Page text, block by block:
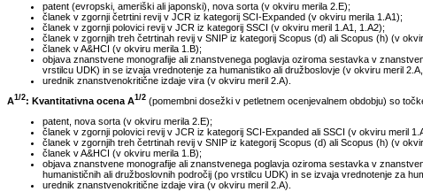
patent (evropski, ameriški ali japonski), nova sorta (v okviru merila 2.E);
članek v zgornji četrtini revij v JCR iz kategorij SCI-Expanded (v okviru merila 1.A1);
članek v zgornji polovici revij v JCR iz kategorij SSCI (v okviru meril 1.A1, 1.A2);
članek v zgornjih treh četrtinah revij v SNIP iz kategorij Scopus (d) ali Scopus (h) (v
članek v A&HCI (v okviru merila 1.B);
objava znanstvene monografije ali znanstvenega poglavja oziroma sestavka v
vrstilcu UDK) in se izvaja vrednotenje za humanistiko ali družboslovje (v okviru meril
urednik znanstvenokritične izdaje vira (v okviru meril 2.A).
A1/2: Kvantitativna ocena A1/2 (pomembni dosežki v petletnem ocenjevalnem obdobju) so
patent, nova sorta (v okviru merila 2.E);
članek v zgornji polovici revij v JCR iz kategorij SCI-Expanded ali SSCI (v okviru meril
članek v zgornjih treh četrtinah revij v SNIP iz kategorij Scopus (d) ali Scopus (h) (v
članek v A&HCI (v okviru merila 1.B);
objava znanstvene monografije ali znanstvenega poglavja oziroma sestavka v
humanističnih ali družboslovnih področij (po vrstilcu UDK) in se izvaja vrednotenje za
urednik znanstvenokritične izdaje vira (v okviru meril 2.A).